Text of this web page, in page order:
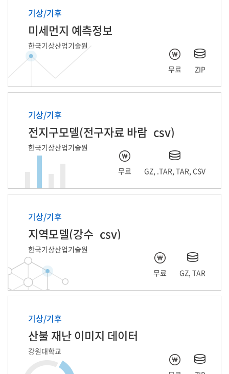
기상/기후
미세먼지 예측정보
한국기상산업기술원
무료 ZIP
기상/기후
전지구모델(전구자료 바람_csv)
한국기상산업기술원
무료 GZ, .TAR, TAR, CSV
기상/기후
지역모델(강수_csv)
한국기상산업기술원
무료 GZ, TAR
기상/기후
산불 재난 이미지 데이터
강원대학교